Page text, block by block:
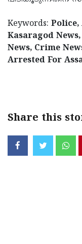
Keywords: Police,
Kasaragod
News, Crime
Arrested For
Share this